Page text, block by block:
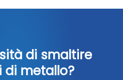
di smaltire
di metallo?